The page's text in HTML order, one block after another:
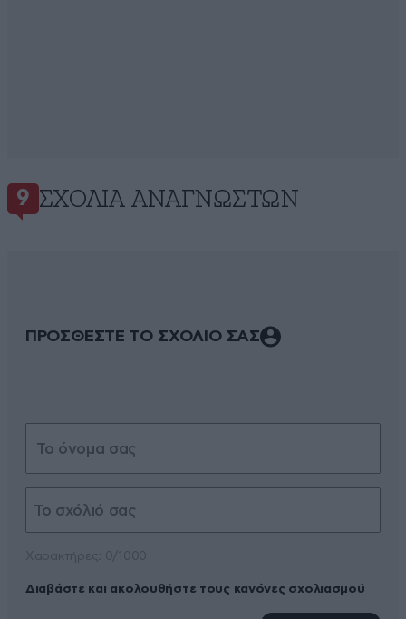
9 ΣΧΌΛΙΑ ΑΝΑΓΝΩΣΤΏΝ
ΠΡΟΣΘΕΣΤΕ ΤΟ ΣΧΟΛΙΟ ΣΑΣ
Διαβάστε και ακολουθήστε τους κανόνες σχολιασμού